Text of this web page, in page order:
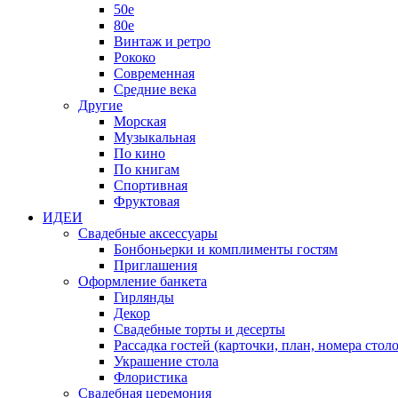
50е
80е
Винтаж и ретро
Рококо
Современная
Средние века
Другие
Морская
Музыкальная
По кино
По книгам
Спортивная
Фруктовая
ИДЕИ
Свадебные аксессуары
Бонбоньерки и комплименты гостям
Приглашения
Оформление банкета
Гирлянды
Декор
Свадебные торты и десерты
Рассадка гостей (карточки, план, номера
Украшение стола
Флористика
Свадебная церемония